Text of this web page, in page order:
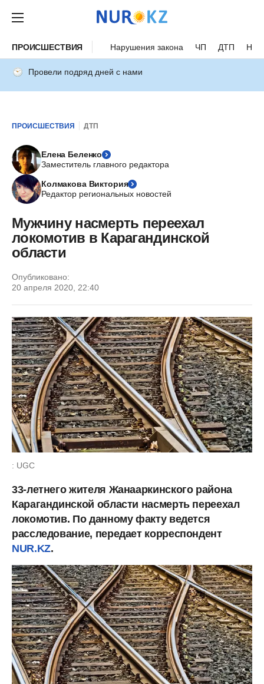
ПРОИСШЕСТВИЯ Нарушения закона ЧП ДТП
Провели подряд дней с нами
ПРОИСШЕСТВИЯ ДТП
Елена Беленко
Заместитель главного редактора
Колмакова Виктория
Редактор региональных новостей
Мужчину насмерть переехал
локомотив в Карагандинской
области
Опубликовано:
20 апреля 2020, 22:40
: UGC
33-летнего жителя Жанааркинского района
Карагандинской области насмерть переехал
локомотив. По данному факту ведется
расследование, передает корреспондент
NUR.KZ.